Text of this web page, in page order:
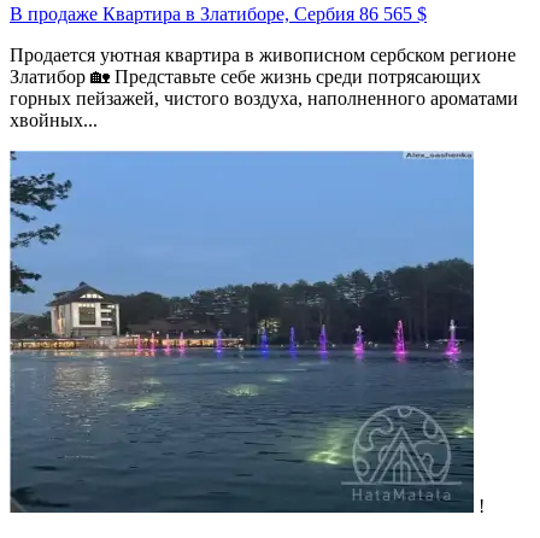
В продаже Квартира в Златиборе, Сербия 86 565 $
Продается уютная квартира в живописном сербском регионе
Златибор 🏡 Представьте себе жизнь среди потрясающих
горных пейзажей, чистого воздуха, наполненного ароматами
хвойных...
!